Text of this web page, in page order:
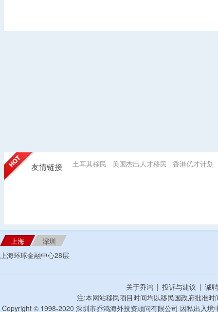
友情链接 土耳其移民 美国杰出人才移民 香港优才计划
上海
深圳
上海环球金融中心28层
关于乔鸿 | 投诉与建议 | 诚
注;本网站移民项目时间均以移民国政府批准
Copyright © 1998-2020 深圳市乔鸿海外投资顾问有限公司 因私出入